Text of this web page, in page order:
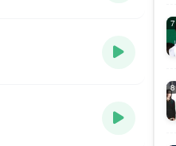
7
8